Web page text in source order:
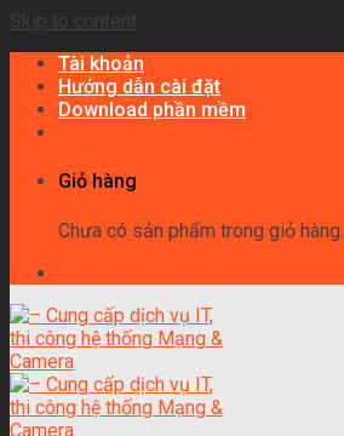
Skip to content
Tài khoản
Hướng dẫn cài đặt
Download phần mềm
Giỏ hàng
Chưa có sản phẩm trong giỏ hàng.